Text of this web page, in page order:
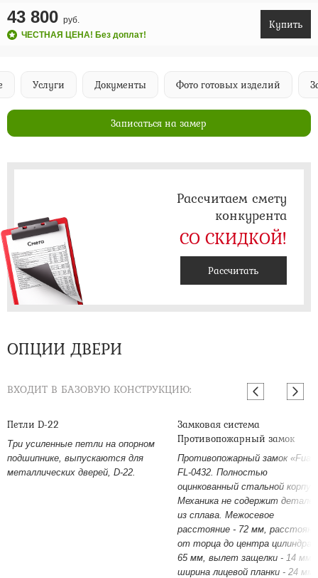
43 800 руб.
ЧЕСТНАЯ ЦЕНА! Без доплат!
Купить
Услуги Документы Фото готовых изделий
Записаться на замер
Рассчитаем смету
конкурента
СО СКИДКОЙ!
Рассчитать
ОПЦИИ ДВЕРИ
ВХОДИТ В БАЗОВУЮ КОНСТРУКЦИЮ:
Петли D-22
Три усиленные петли на опорном
подшипнике, выпускаются для
металлических дверей, D-22.
Замковая система
Противопожарный замок
Противопожарный замок
FL-0432. Полностью
оцинкованный стальной корпус.
Механика не содержит деталей
из сплава. Межосевое
расстояние - 72 мм,
от торца до центра цилиндра -
65 мм, вылет защелки - 14 мм,
ширина лицевой планки - 24 мм.